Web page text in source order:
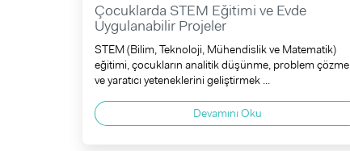
Çocuklarda STEM Eğitimi ve Evde
Uygulanabilir Projeler
STEM (Bilim, Teknoloji, Mühendislik ve Matematik)
eğitimi, çocukların analitik düşünme, problem çözme
ve yaratıcı yeteneklerini geliştirmek ...
Devamını Oku